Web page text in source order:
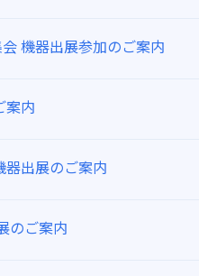
機器出展参加のご案内
案内
出展のご案内
のご案内